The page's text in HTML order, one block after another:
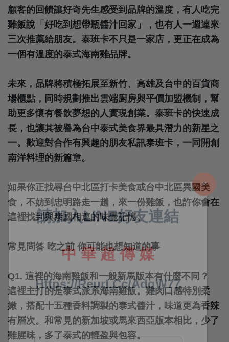
顧客的回饋讓好奇先生感受到品牌的溫度，有人吃完
雞飯說「好吃到想帶瓶醬汁回家」，也有人一週連來
三次推薦給朋友。泰班卡不只是一家店，更正在成為
一個有溫度的泰式海南雞品牌。
未來，品牌將積極拓展至新竹、高雄及台中的百貨商
場櫃點，同時規劃推出雲端廚房與平價加盟機制，幫
助更多懷有餐飲夢想的人實現創業。泰班卡的快速成
長，也讓其被譽為台中泰式美食界最具潛力的新星之
一。歡迎對合作有興趣的朋友私訊泰班卡，一同開創
南洋料理的新篇章。
如果你正找尋台中北區打卡美食或台中北區異國美
食，不妨到忠明路走一趟，來一份雞飯，也許你會在
這裡找到與泰國相連的味覺記憶。
常見問答 吃之前 你可能也想知道的事
Q1. 這裡的海南雞飯和一般新馬版本有什麼不同？
這裡主打的是泰式派系海南雞飯。雞肉口感特別柔
嫩，搭配十五種香料調製的泰式醬汁，味道更為香辣
有層次。和常見的新加坡或馬來西亞版本相比，少了
雞腥味，多了泰式的輕盈與包容。